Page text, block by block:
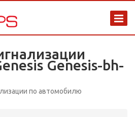
Genesis-bh-
по автомобилю